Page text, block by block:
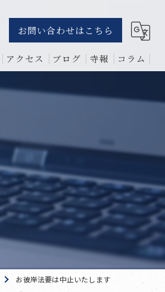
お問い合わせはこちら
アクセス ブログ 寺報 コラム
お彼岸法要は中止いたします